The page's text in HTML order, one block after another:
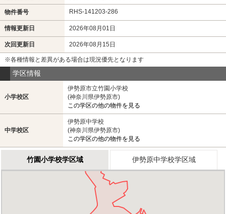
物件番号 RHS-141203-286
情報更新日 2026年08月01日
次回更新日 2026年08月15日
※各種情報と差異がある場合は現況優先となります
学区情報
小学校区
伊勢原市立竹園小学校
(神奈川県伊勢原市)
この学区の他の物件を見る
中学校区
伊勢原中学校
(神奈川県伊勢原市)
この学区の他の物件を見る
竹園小学校学区域 伊勢原中学校学区域